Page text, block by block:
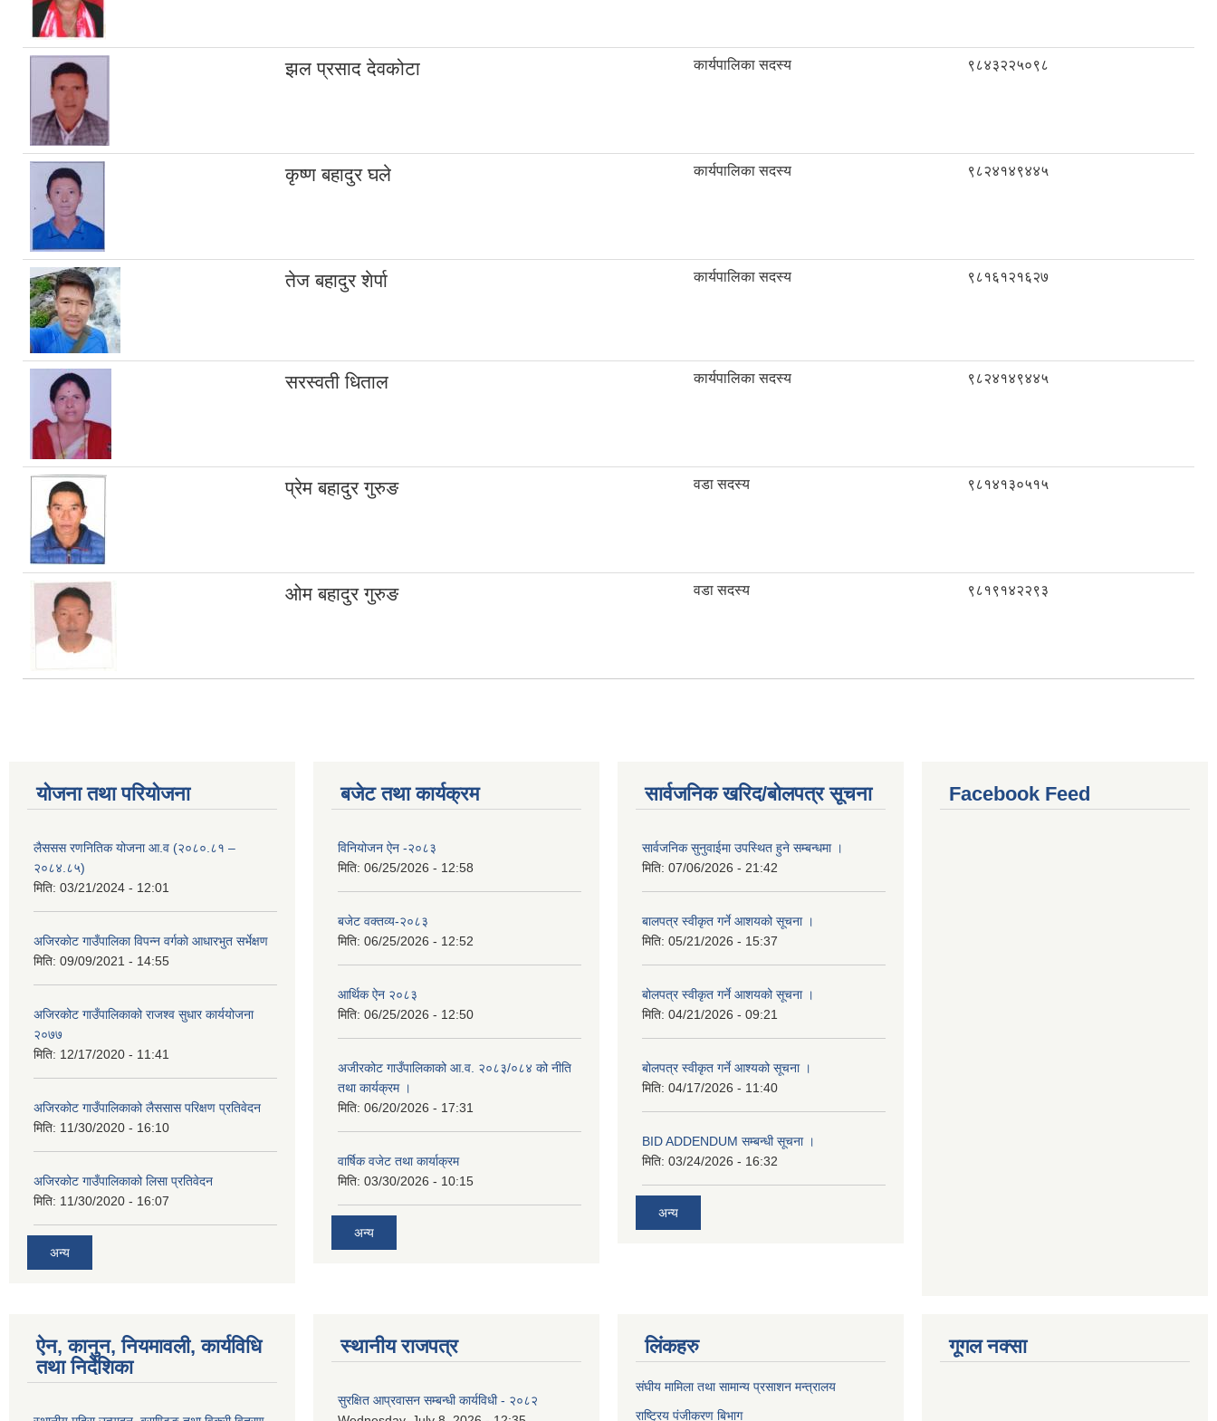
झल प्रसाद देवकोटा कार्यपालिका सदस्य ९८४३२२५०९८
कृष्ण बहादुर घले कार्यपालिका सदस्य ९८२४१४९४४५
तेज बहादुर शेर्पा कार्यपालिका सदस्य ९८१६१२१६२७
सरस्वती धिताल कार्यपालिका सदस्य ९८२४१४९४४५
प्रेम बहादुर गुरुङ वडा सदस्य ९८१४१३०५१५
ओम बहादुर गुरुङ वडा सदस्य ९८१९१४२२९३
योजना तथा परियोजना
लैससस रणनितिक योजना आ.व (२०८०.८१ –
२०८४.८५)
मिति: 03/21/2024 - 12:01
अजिरकाेट गाउँपालिका विपन्न वर्गकाे आधारभुत सर्भेक्षण
मिति: 09/09/2021 - 14:55
अजिरकोट गाउँपालिकाको राजश्व सुधार कार्ययोजना
२०७७
मिति: 12/17/2020 - 11:41
अजिरकोट गाउँपालिकाको लैससास परिक्षण प्रतिवेदन
मिति: 11/30/2020 - 16:10
अजिरकोट गाउँपालिकाको लिसा प्रतिवेदन
मिति: 11/30/2020 - 16:07
अन्य
बजेट तथा कार्यक्रम
विनियोजन ऐन -२०८३
मिति: 06/25/2026 - 12:58
बजेट वक्तव्य-२०८३
मिति: 06/25/2026 - 12:52
आर्थिक ऐन २०८३
मिति: 06/25/2026 - 12:50
अजीरकोट गाउँपालिकाको आ.व. २०८३/०८४ को नीति
तथा कार्यक्रम ।
मिति: 06/20/2026 - 17:31
वार्षिक वजेट तथा कार्याक्रम
मिति: 03/30/2026 - 10:15
अन्य
सार्वजनिक खरिद/बोलपत्र सूचना
सार्वजनिक सुनुवाईमा उपस्थित हुने सम्बन्धमा ।
मिति: 07/06/2026 - 21:42
बालपत्र स्वीकृत गर्ने आशयको सूचना ।
मिति: 05/21/2026 - 15:37
बोलपत्र स्वीकृत गर्ने आशयको सूचना ।
मिति: 04/21/2026 - 09:21
बोलपत्र स्वीकृत गर्ने आश्यको सूचना ।
मिति: 04/17/2026 - 11:40
BID ADDENDUM सम्बन्धी सूचना ।
मिति: 03/24/2026 - 16:32
अन्य
Facebook Feed
ऐन, कानुन, नियमावली, कार्यविधि
तथा निर्देशिका
स्थानीय राजपत्र
सुरक्षित आप्रवासन सम्बन्धी कार्यविधी - २०८२
लिंकहरु
संघीय मामिला तथा सामान्य प्रसाशन मन्त्रालय
राष्ट्रिय पंजीकरण बिभाग
गूगल नक्सा